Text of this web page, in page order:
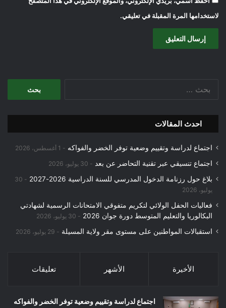
لاستخدامها المرة المقبلة في تعليقي.
احدث المقالات
اجتماع لدراسة وتقييم وضعية توفر الخضر والفواكه 1 أغسطس، 2026
اجتماع تنسيقي عبر تقنية التحاضر عن بعد 30 يوليو، 2026
بلاغ حول رزنامة الدخول المدرسي للسنة الدراسية 2026-2027
30
يوليو، 2026
فعاليات الحفل الولائي لتكريم متفوقي الامتحانات الرسمية لشهادتي
البكالوريا والتعليم المتوسط دورة جوان 2026
30 يوليو، 2026
استقبالات المواطنين على مستوى مقر ولاية المسيلة 29 يوليو، 2026
الأخيرة الأشهر تعليقات
اجتماع لدراسة وتقييم وضعية توفر الخضر والفواكه